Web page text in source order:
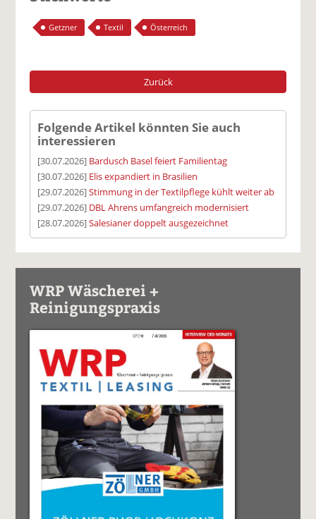
Getzner Textil Österreich
Zurück
Folgende Artikel könnten Sie auch
interessieren
[30.07.2026] Bardusch Basel feiert Familientag
[30.07.2026] Elis expandiert in Brasilien
[29.07.2026]Stimmung in der Textilpflege kühlt weiter ab
[29.07.2026] DBL Ahrens umfangreich modernisiert
[28.07.2026]Salesianer doppelt ausgezeichnet
WRP Wäscherei +
Reinigungspraxis